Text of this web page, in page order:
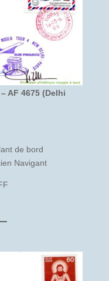
AF 4675 (Delhi
de bord
Navigant